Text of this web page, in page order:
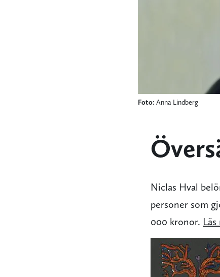
Foto: Anna Lindberg
Niclas Hval
personer som
000 kronor.